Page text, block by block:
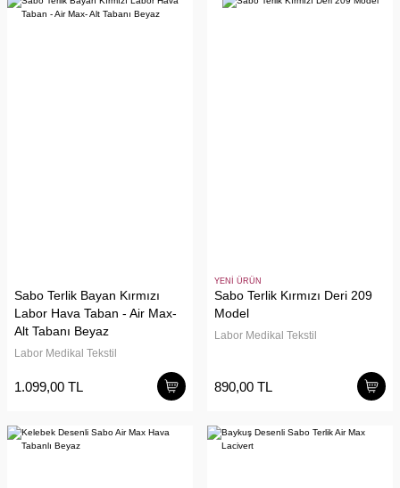
Sabo Terlik Bayan Kırmızı
Labor Hava Taban - Air Max-
Alt Tabanı Beyaz
Labor Medikal Tekstil
1.099,00 TL
YENİ ÜRÜN
Sabo Terlik Kırmızı Deri 209
Model
Labor Medikal Tekstil
890,00 TL